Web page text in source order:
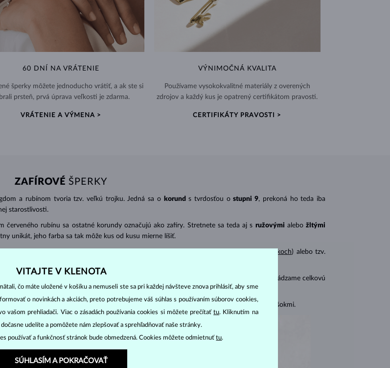
60 DNÍ NA VRÁTENIE
šperky môžete jednoducho vrátiť, a ak ste si
prsteň, prvá úprava veľkosti je zdarma.
VRÁTENIE A VÝMENA >
VÝNIMOČNÁ KVALITA
Používame vysokokvalitné materiály z overených
zdrojov a každý kus je opatrený certifikátom pravosti.
CERTIFIKÁTY PRAVOSTI >
ZAFÍROVÉ ŠPERKY
a rubínom tvoria tzv. veľkú trojku. Jedná sa o korund s tvrdosťou o stupni 9, prekoná ho teda iba
starostlivosti.
červeného rubínu sa ostatné korundy označujú ako zafíry. Stretnete sa teda aj s ružovými alebo žltými
unikát, jeho farba sa tak môže kus od kusu mierne líšiť.
náhrdelníkoch) alebo tzv.
desatinné miesta.
vždy uvádzame celkovú
a dočistite pomocou jemnej kefky. Kameň by ste mali chrániť pred tlakom a teplotnými šokmi.
VITAJTE V KLENOTA
čo máte uložené v košíku a nemuseli ste sa pri každej návšteve znova prihlásiť, aby sme
o novinkách a akciách, preto potrebujeme váš súhlas s používaním súborov cookies,
vašom prehliadači. Viac o zásadách používania cookies si môžete prečítaťtu. Kliknutím na
udelíte a pomôžete nám zlepšovať a sprehľadňovať naše stránky.
používať a funkčnosť stránok bude obmedzená. Cookies môžete odmietnuťtu.
SÚHLASÍM A POKRAČOVAŤ